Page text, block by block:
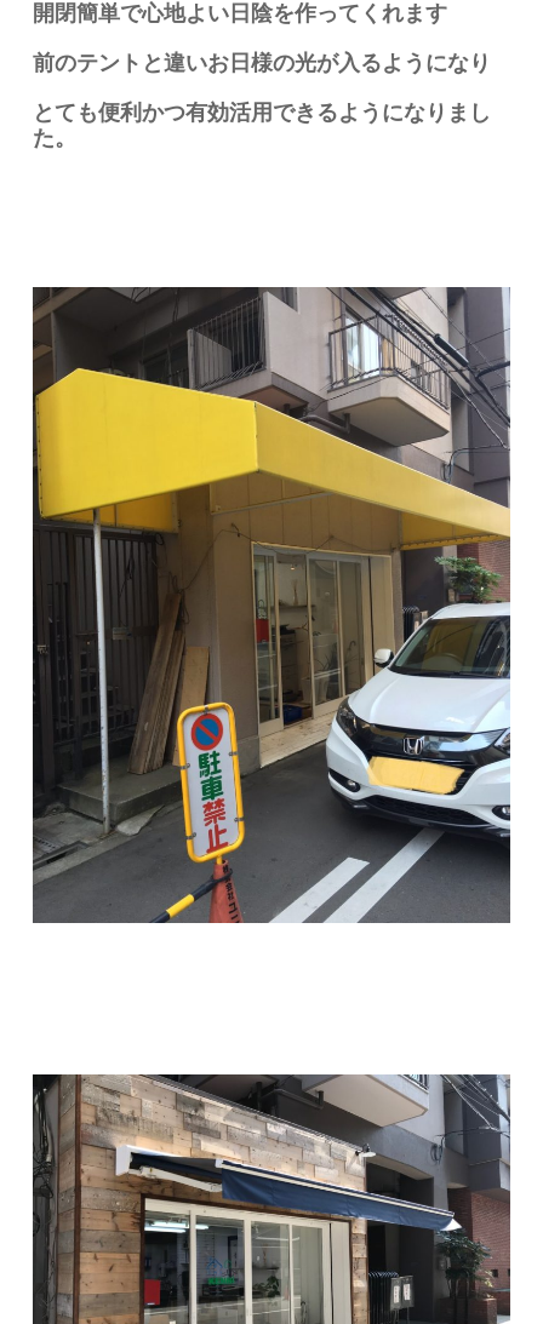
開閉簡単で心地よい日陰を作ってくれます
前のテントと違いお日様の光が入るようになり
とても便利かつ有効活用できるようになりまし
た。